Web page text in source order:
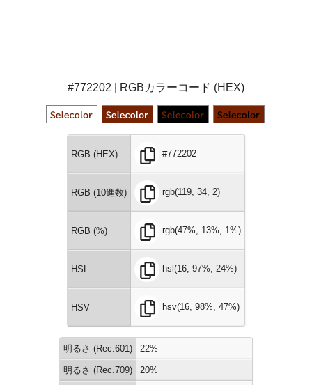
#772202 | RGBカラーコード (HEX)
RGB (HEX) #772202
RGB (10進数) rgb(119, 34, 2)
RGB (%) rgb(47%, 13%, 1%)
HSL hsl(16, 97%, 24%)
HSV hsv(16, 98%, 47%)
明るさ (Rec.601) 22%
明るさ (Rec.709) 20%